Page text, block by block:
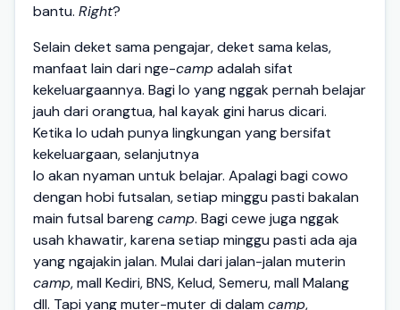
bantu. Right?
Selain deket sama pengajar, deket sama kelas,
manfaat lain dari nge-campadalah sifat
kekeluargaannya. Bagi lo yang nggak pernah belajar
jauh dari orangtua, hal kayak gini harus dicari.
Ketika lo udah punya lingkungan yang bersifat
kekeluargaan, selanjutnya
lo akan nyaman untuk belajar. Apalagi bagi cowo
dengan hobi futsalan, setiap minggu pasti bakalan
main futsal barengcamp. Bagi cewe juga nggak
usah khawatir, karena setiap minggu pasti ada aja
yang ngajakin jalan. Mulai dari jalan-jalan muterin
camp, mall Kediri, BNS, Kelud, Semeru, mall Malang
dll. Tapi yang muter-muter di dalam camp,